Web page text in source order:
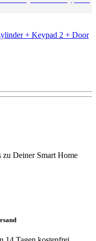
+ Keypad 2 + Door
zu Deiner Smart Home